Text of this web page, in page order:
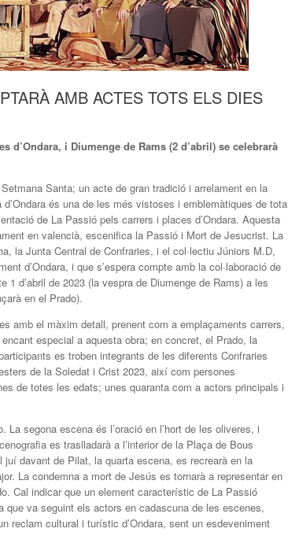
AMB ACTES TOTS ELS DIES
d’Ondara, i Diumenge de Rams (2 d’abril) se celebrarà
Santa; un acte de gran tradició i arrelament en la
és una de les més vistoses i emblemàtiques de tota
de La Passió pels carrers i places d’Ondara. Aquesta
en valencià, escenifica la Passió i Mort de Jesucrist. La
la Junta Central de Confraries, i el col·lectiu Júniors M.D,
d’Ondara, i que s’espera compte amb la col·laboració de
d’abril de 2023 (la vespra de Diumenge de Rams) a les
en el Prado).
amb el màxim detall, prenent com a emplaçaments carrers,
especial a aquesta obra; en concret, el Prado, la
es troben integrants de les diferents Confraries
de la Soledat i Crist 2023, així com persones
de totes les edats; unes quaranta com a actors principals i
segona escena és l’oració en l’hort de les oliveres, i
es traslladarà a l’interior de la Plaça de Bous
davant de Pilat, la quarta escena, es recrearà en la
La condemna a mort de Jesús es tornarà a representar en
Cal indicar que un element característic de La Passió
que va seguint els actors en cadascuna de les escenes,
reclam cultural i turístic d’Ondara, sent un esdeveniment